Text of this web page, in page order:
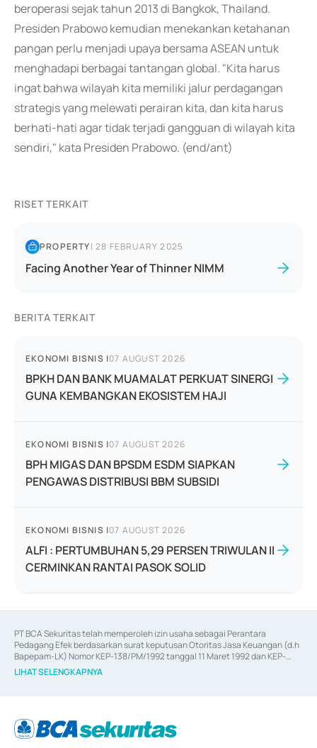
beroperasi sejak tahun 2013 di Bangkok, Thailand.
Presiden Prabowo kemudian menekankan ketahanan
pangan perlu menjadi upaya bersama ASEAN untuk
menghadapi berbagai tantangan global. "Kita harus
ingat bahwa wilayah kita memiliki jalur perdagangan
strategis yang melewati perairan kita, dan kita harus
berhati-hati agar tidak terjadi gangguan di wilayah kita
sendiri," kata Presiden Prabowo. (end/ant)
RISET TERKAIT
PROPERTY|28 FEBRUARY 2025
Facing Another Year of Thinner NIMM
BERITA TERKAIT
EKONOMI BISNIS |07 AUGUST 2026
BPKH DAN BANK MUAMALAT PERKUAT SINERGI
GUNA KEMBANGKAN EKOSISTEM HAJI
EKONOMI BISNIS |07 AUGUST 2026
BPH MIGAS DAN BPSDM ESDM SIAPKAN
PENGAWAS DISTRIBUSI BBM SUBSIDI
EKONOMI BISNIS |07 AUGUST 2026
ALFI : PERTUMBUHAN 5,29 PERSEN TRIWULAN II
CERMINKAN RANTAI PASOK SOLID
PT BCA Sekuritas telah memperoleh izin usaha sebagai Perantara
Pedagang Efek berdasarkan surat keputusan Otoritas Jasa Keuangan (d.h
Bapepam-LK) Nomor KEP-138/PM/1992 tanggal 11 Maret 1992 dan KEP-
06/D.04/2014 tanggal 28 Februari 2014, izin usaha sebagai Penjamin Emisi
Efek berdasarkan surat keputusan Otoritas Jasa Keuangan Nomor KEP-
berdasarkan surat keputusan Otoritas Jasa Keuangan Nomor S-
67/PM.21/2017 tanggal 3 Februari 2017, dan beberapa izin usaha lainnya
LIHAT SELENGKAPNYA